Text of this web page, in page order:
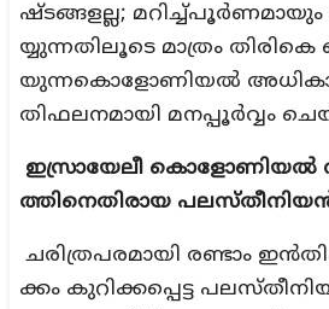
ഷ്ടങ്ങളല്ല;
യ്യുന്നതിലൂടെ മാത്രം
യുന്നകൊളോണിയല്‍
തിഫലനമായി മനപ്പൂര്‍വ്വം
ഇസ്രായേലീ കൊളോണിയല്‍
ത്തിനെതിരായ
ചരിത്രപരമായി രണ്ടാം
ക്കം കുറിക്കപ്പെട്ട